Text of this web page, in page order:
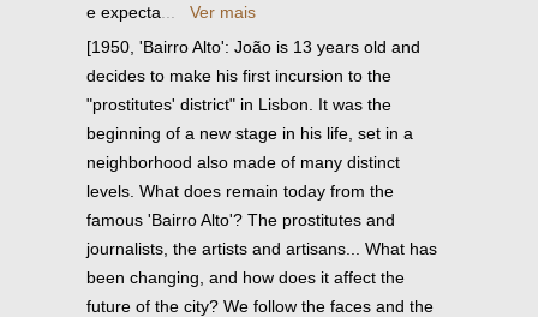
e expecta
Ver mais
[1950, 'Bairro Alto': João is 13 years old and
decides to make his first incursion to the
"prostitutes' district" in Lisbon. It was the
beginning of a new stage in his life, set in a
neighborhood also made of many distinct
levels. What does remain today from the
famous 'Bairro Alto'? The prostitutes and
journalists, the artists and artisans... What has
been changing, and how does it affect the
future of the city? We follow the faces and the